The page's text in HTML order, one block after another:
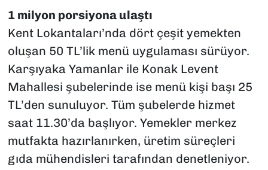
1 milyon porsiyona ulaştı
Kent Lokantaları’nda dört çeşit yemekten
oluşan 50 TL’lik menü uygulaması sürüyor.
Karşıyaka Yamanlar ile Konak Levent
Mahallesi şubelerinde ise menü kişi başı 25
TL’den sunuluyor. Tüm şubelerde hizmet
saat 11.30’da başlıyor. Yemekler merkez
mutfakta hazırlanırken, üretim süreçleri
gıda mühendisleri tarafından denetleniyor.